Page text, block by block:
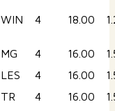
WIN 4 18.00
MG 4 16.00
LES 4 16.00
TR 4 16.00